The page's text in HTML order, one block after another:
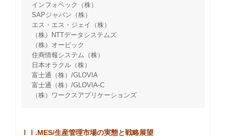
インフォベック（株）
SAPジャパン（株）
エス・エス・ジェイ（株）
（株）NTTデータシステムズ
（株）オービック
住商情報システム（株）
日本オラクル（株）
富士通（株）/GLOVIA
富士通（株）/GLOVIA-C
（株）ワークスアプリケーションズ
ⅠⅠ.MES/生産管理市場の実態と戦略展望